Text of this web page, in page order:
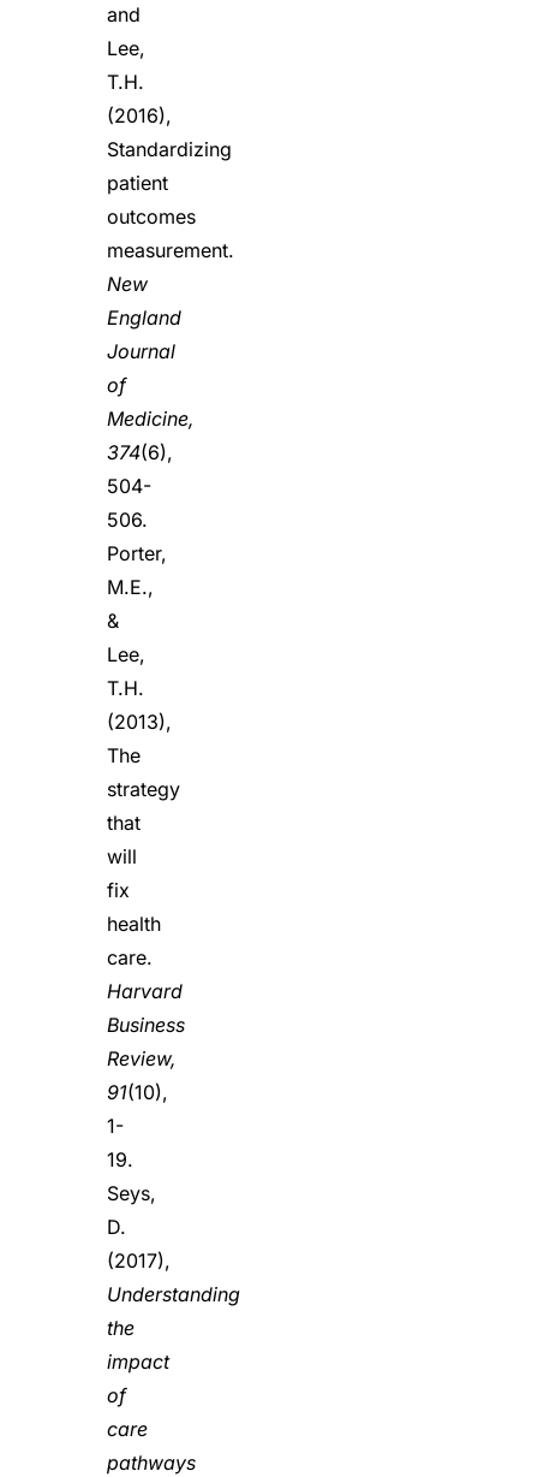
and
Lee,
T.H.
(2016),
Standardizing
patient
outcomes
measurement.
New
England
Journal
of
Medicine,
374(6),
504-
506.
Porter,
M.E.,
&
Lee,
T.H.
(2013),
The
strategy
that
will
fix
health
care.
Harvard
Business
Review,
91(10),
1-
19.
Seys,
D.
(2017),
Understanding
the
impact
of
care
pathways